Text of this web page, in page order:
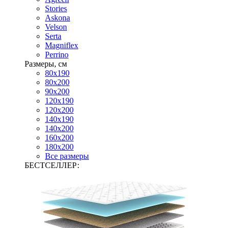
Stories
Askona
Velson
Serta
Magniflex
Perrino
Размеры, см
80х190
80х200
90х200
120х190
120х200
140х190
140х200
160х200
180х200
Все размеры
БЕСТСЕЛЛЕР: